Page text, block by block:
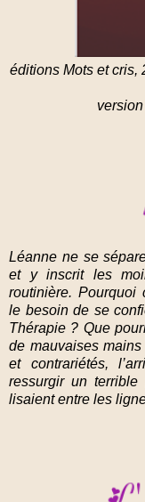
éditions Mots et cris,
Léanne ne se
et y inscrit les
routinière. Pourquoi
le besoin de se
Thérapie ? Que
de mauvaises
et contrariétés,
ressurgir un
lisaient entre les